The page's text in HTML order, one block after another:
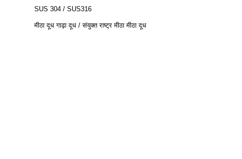
SUS 304 / SUS316
मीठा दूध गाढ़ा दूध / संयुक्त राष्ट्र मीठा मीठा दूध